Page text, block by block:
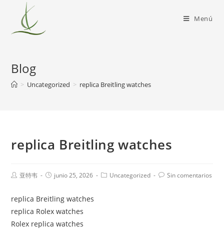
Menú
Blog
> Uncategorized > replica Breitling watches
replica Breitling watches
亚特韦 junio 25, 2026 Uncategorized Sin comentarios
replica Breitling watches
replica Rolex watches
Rolex replica watches